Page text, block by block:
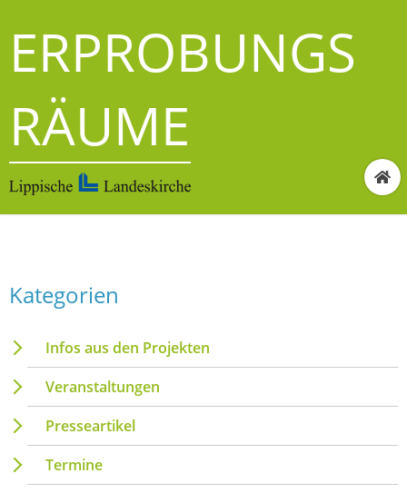
ERPROBUNGS
RÄUME
Kategorien
Infos aus den Projekten
Veranstaltungen
Presseartikel
Termine